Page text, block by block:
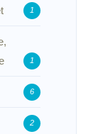
1
1
6
2